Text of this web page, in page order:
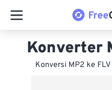
Konverter
Konversi MP2 ke